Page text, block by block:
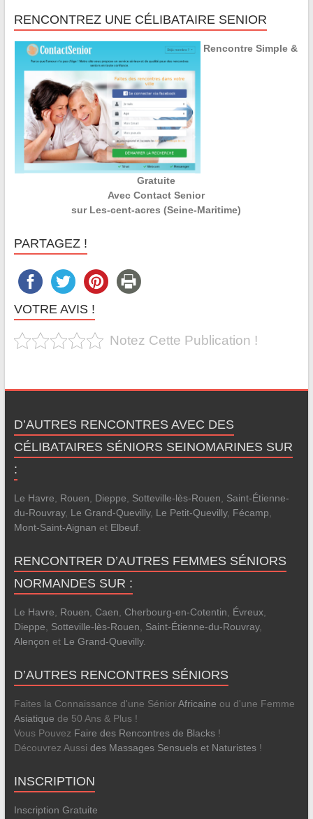
RENCONTREZ UNE CÉLIBATAIRE SENIOR
Rencontre Simple &
Gratuite
Avec Contact Senior
sur Les-cent-acres (Seine-Maritime)
PARTAGEZ !
VOTRE AVIS !
Notez Cette Publication !
D’AUTRES RENCONTRES AVEC DES
CÉLIBATAIRES SÉNIORS SEINOMARINES SUR
:
Le Havre Rouen Dieppe Sotteville-lès-Rouen
Saint-Étienne-
du-Rouvray, Le Grand-Quevilly, Le Petit-Quevilly, Fécamp
Mont-Saint-Aignan et Elbeuf.
RENCONTRER D’AUTRES FEMMES SÉNIORS
NORMANDES SUR :
Le Havre Rouen Caen Cherbourg-en-Cotentin Évreux,
Dieppe
Sotteville-lès-Rouen Saint-Étienne-du-Rouvray,
Alençon et Le Grand-Quevilly.
D’AUTRES RENCONTRES SÉNIORS
Faites la Connaissance d'une SéniorAfricaine ou d'une Femme
Asiatique de 50 Ans & Plus !
Vous Pouvez Faire des Rencontres de Blacks!
Découvrez Aussi des Massages Sensuels et Naturistes!
INSCRIPTION
Inscription Gratuite